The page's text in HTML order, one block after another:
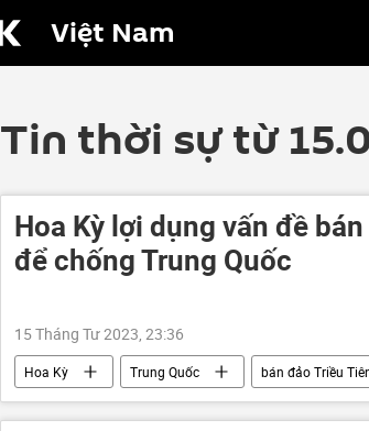
Việt Nam
Tin thời sự từ
Hoa Kỳ lợi dụng vấn đề
để chống Trung Quốc
15 Tháng Tư 2023, 23:36
Hoa Kỳ Trung Quốc bán đảo Triều